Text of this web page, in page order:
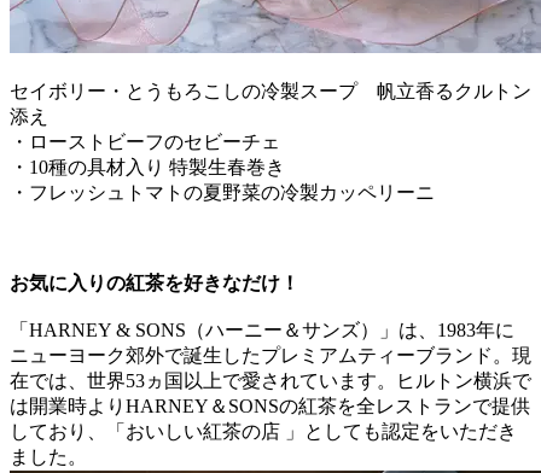
セイボリー・とうもろこしの冷製スープ 帆立香るクルトン
添え
・ローストビーフのセビーチェ
・10種の具材入り 特製生春巻き
・フレッシュトマトの夏野菜の冷製カッペリーニ
お気に入りの紅茶を好きなだけ！
「HARNEY & SONS（ハーニー＆サンズ）」は、1983年に
ニューヨーク郊外で誕生したプレミアムティーブランド。現
在では、世界53ヵ国以上で愛されています。ヒルトン横浜で
は開業時よりHARNEY＆SONSの紅茶を全レストランで提供
しており、「おいしい紅茶の店 」としても認定をいただき
ました。